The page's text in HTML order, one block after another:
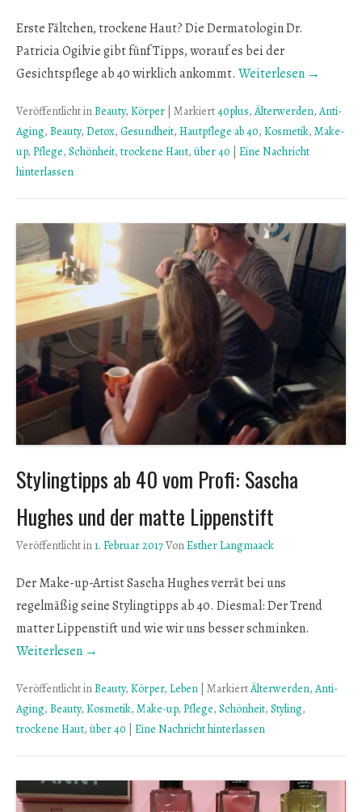
Erste Fältchen, trockene Haut? Die Dermatologin Dr.
Patricia Ogilvie gibt fünf Tipps, worauf es bei der
Gesichtspflege ab 40 wirklich ankommt. Weiterlesen →
Veröffentlicht inBeauty, Körper Markiert40plus,Älterwerden,Anti-
Aging, Beauty, Detox, Gesundheit, Hautpflege ab 40, Kosmetik, Make-
up, Pflege, Schönheit, trockene Haut, über 40
Eine Nachricht
hinterlassen
Stylingtipps ab 40 vom Profi: Sascha
Hughes und der matte Lippenstift
Veröffentlicht in1. Februar 2017VonEsther Langmaack
Der Make-up-Artist Sascha Hughes verrät bei uns
regelmäßig seine Stylingtipps ab 40. Diesmal: Der Trend
matter Lippenstift und wie wir uns besser schminken.
Weiterlesen →
Veröffentlicht inBeauty, Körper, Leben MarkiertÄlterwerden,Anti-
Aging, Beauty, Kosmetik, Make-up, Pflege, Schönheit, Styling,
trockene Haut, über 40 Eine Nachricht hinterlassen